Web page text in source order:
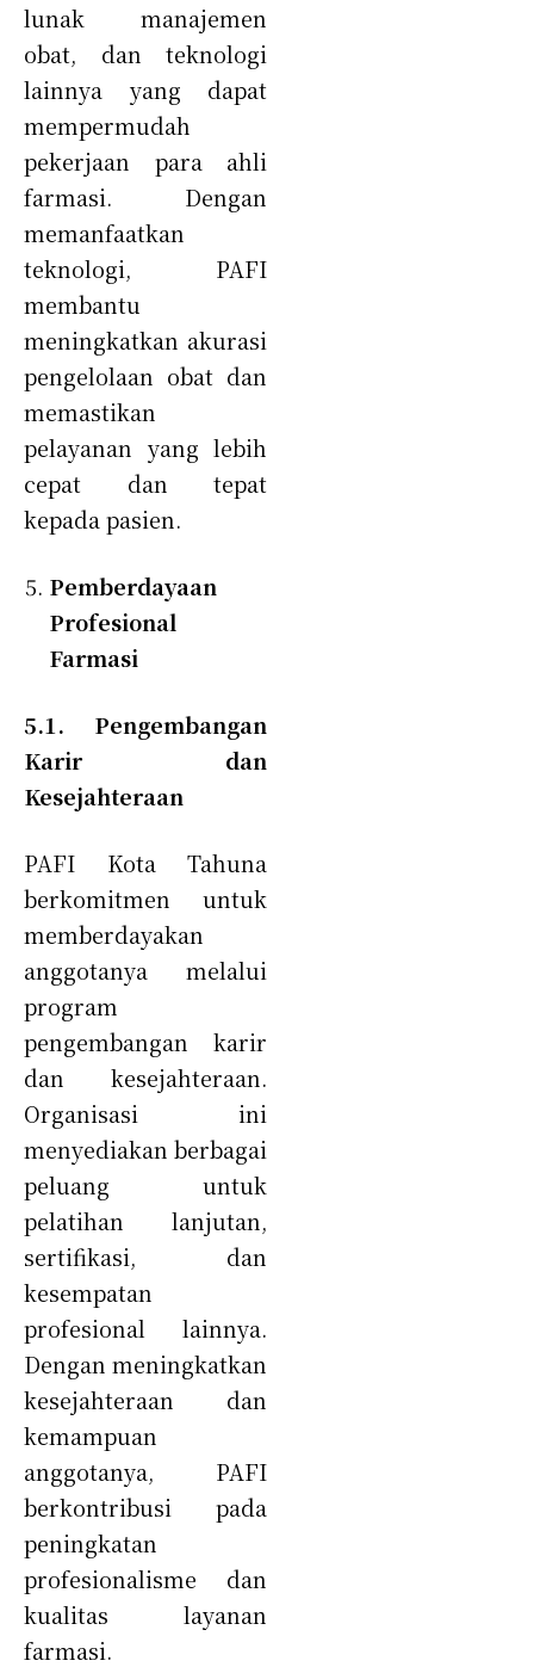
lunak manajemen
obat, dan teknologi
lainnya yang dapat
mempermudah
pekerjaan para ahli
farmasi. Dengan
memanfaatkan
teknologi, PAFI
membantu
meningkatkan akurasi
pengelolaan obat dan
memastikan
pelayanan yang lebih
cepat dan tepat
kepada pasien.
Pemberdayaan
Profesional
Farmasi
5.1. Pengembangan
Karir dan
Kesejahteraan
PAFI Kota Tahuna
berkomitmen untuk
memberdayakan
anggotanya melalui
program
pengembangan karir
dan kesejahteraan.
Organisasi ini
menyediakan berbagai
peluang untuk
pelatihan lanjutan,
sertifikasi, dan
kesempatan
profesional lainnya.
Dengan meningkatkan
kesejahteraan dan
kemampuan
anggotanya, PAFI
berkontribusi pada
peningkatan
profesionalisme dan
kualitas layanan
farmasi.